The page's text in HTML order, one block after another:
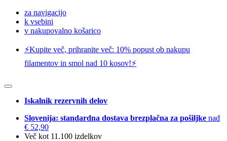
za navigacijo
k vsebini
v nakupovalno košarico
⚡️Kupite več, prihranite več: 10% popust ob nakupu
filamentov in smol nad 10 kosov!⚡️
Iskalnik rezervnih delov
Slovenija: standardna dostava brezplačna za pošiljke nad
€ 52,90
Več kot 11.100 izdelkov